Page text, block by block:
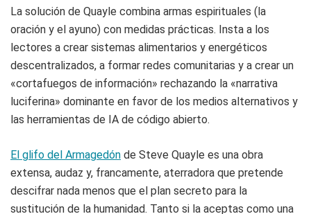
La solución de Quayle combina armas espirituales (la
oración y el ayuno) con medidas prácticas. Insta a los
lectores a crear sistemas alimentarios y energéticos
descentralizados, a formar redes comunitarias y a crear un
«cortafuegos de información» rechazando la «narrativa
luciferina» dominante en favor de los medios alternativos y
las herramientas de IA de código abierto.
El glifo del Armagedón de Steve Quayle es una obra
extensa, audaz y, francamente, aterradora que pretende
descifrar nada menos que el plan secreto para la
sustitución de la humanidad. Tanto si la aceptas como una